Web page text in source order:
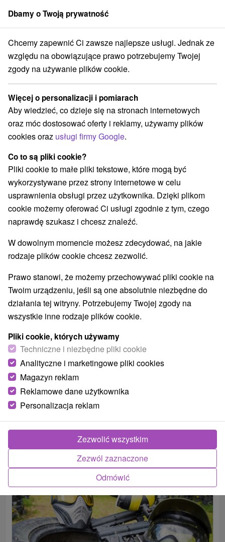
członek grupySorger
Słowacji Atrakcje dla dzieci Stredné Slovensko Žilinský kraj
Atrakcje dla dzieci Žilinský kraj
Kategorie
Wszystkie kategorie
Miejsca sakralne(2)
Wieże obserwacyjne i chodniki(14)
Zamki, pałace, ruiny (13)
Loty widokowe i rejsy wycieczkowe(3) Sporty(15)
Jazda konna(3) Skanseny (11) Teatry(1)
Chaty górskie (8) Zamki(3)
Areny laserowe i paintball (3) Rafting, rafting, rafting(3)
Obiekty architektoniczne(3) Ośrodek narciarski
Parki miejskie i zamkowe
Pola golfowe (1) Tory gokartowe(1)
Amfiteatry i kina w przyrodzie (2)
Tory bobslejowe(3) Kolejki linowe(6)
Atrakcje z adrenaliną(28) Atrakcje turystyczne(33)
Muzea i galerie(13)
Ogrody zoologiczne i fermy zwierząt(3)
Ogrody botaniczne(2) Escaperoom
Jeziora, jeziora, zbiorniki wodne (9)
Atrakcje dla dzieci(53) Zabytki techniki(7)
Wodospady(13) Kościoły drewniane
Aquaparki, baseny(11) Planetarium i obserwatorium
Ośrodki i miasteczka dziecięce
Wsie i miasta
Liptovský Mikuláš(9) Ružomberok(3)
Dbamy o Twoją prywatność
Chcemy zapewnić Ci zawsze najlepsze usługi. Jednak ze
względu na obowiązujące prawo potrzebujemy Twojej
zgody na używanie plików cookie.
Więcej o personalizacji i pomiarach
Aby wiedzieć, co dzieje się na stronach internetowych
oraz móc dostosować oferty i reklamy, używamy plików
cookies oraz usługi firmy Google.
Co to są pliki cookie?
Pliki cookie to małe pliki tekstowe, które mogą być
wykorzystywane przez strony internetowe w celu
usprawnienia obsługi przez użytkownika. Dzięki plikom
cookie możemy oferować Ci usługi zgodnie z tym, czego
naprawdę szukasz i chcesz znaleźć.
W dowolnym momencie możesz zdecydować, na jakie
rodzaje plików cookie chcesz zezwolić.
Prawo stanowi, że możemy przechowywać pliki cookie na
Twoim urządzeniu, jeśli są one absolutnie niezbędne do
działania tej witryny. Potrzebujemy Twojej zgody na
wszystkie inne rodzaje plików cookie.
Pliki cookie, których używamy
Techniczne i niezbędne pliki cookie
Analityczne i marketingowe pliki cookies
Magazyn reklam
Reklamowe dane użytkownika
Personalizacja reklam
Odmówić
Zezwól zaznaczone
Zezwolić wszystkim